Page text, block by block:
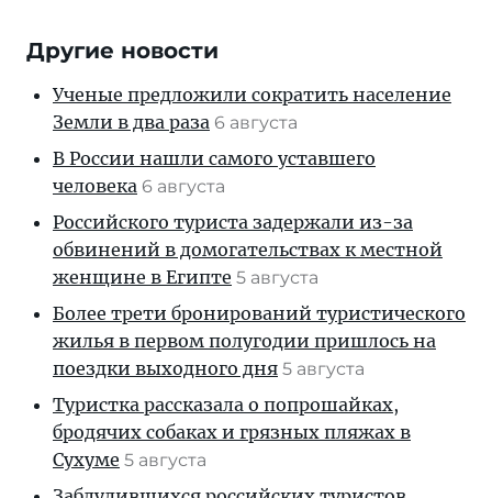
Другие новости
Ученые предложили сократить население
Земли в два раза 6 августа
В России нашли самого уставшего
человека 6 августа
Российского туриста задержали из-за
обвинений в домогательствах к местной
женщине в Египте 5 августа
Более трети бронирований туристического
жилья в первом полугодии пришлось на
поездки выходного дня 5 августа
Туристка рассказала о попрошайках,
бродячих собаках и грязных пляжах в
Сухуме 5 августа